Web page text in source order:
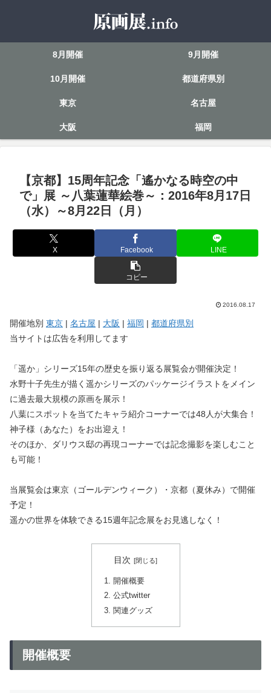
8月開催 9月開催
10月開催 都道府県別
東京 名古屋
大阪 福岡
【京都】15周年記念「遙かなる時空の中
で」展 ～八葉蓮華絵巻～：2016年8月17日
（水）～8月22日（月）
X Facebook LINE
コピー
2016.08.17
開催地別 東京 | 名古屋 | 大阪 | 福岡 | 都道府県別
当サイトは広告を利用してます
「遥か」シリーズ15年の歴史を振り返る展覧会が開催決定！
水野十子先生が描く遥かシリーズのパッケージイラストをメイン
に過去最大規模の原画を展示！
八葉にスポットを当てたキャラ紹介コーナーでは48人が大集合！
神子様（あなた）をお出迎え！
そのほか、ダリウス邸の再現コーナーでは記念撮影を楽しむこと
も可能！
当展覧会は東京（ゴールデンウィーク）・京都（夏休み）で開催
予定！
遥かの世界を体験できる15週年記念展をお見逃しなく！
目次
開催概要
公式twitter
関連グッズ
開催概要